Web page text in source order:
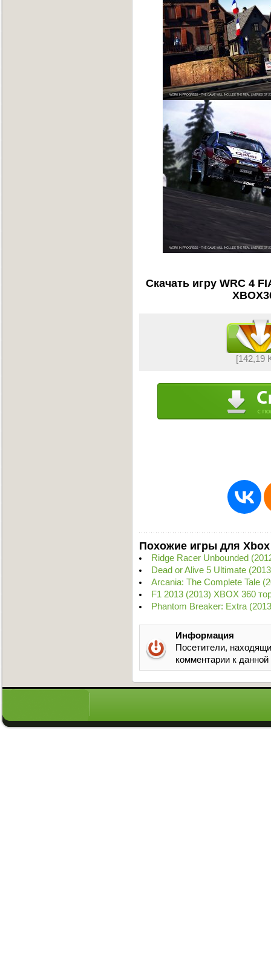
Скачать игру WRC 4
[142,19
Похожие игры для Xbox
Ridge Racer Unbounded
Dead or Alive 5 Ultimate
Arcania: The Complete Tale
F1 2013 (2013) XBOX 360
Phantom Breaker: Extra
Информация
Посетители,
комментарии к